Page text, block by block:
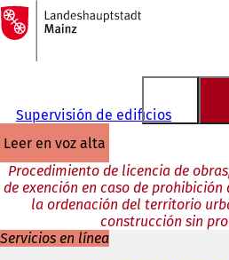
Saltar al contenido
A
la
página
Supervisión de edificios
leer en voz alta
Procedimiento de licencia de
de exención en caso de
la ordenación del territorio
construcción sin
Servicios en línea